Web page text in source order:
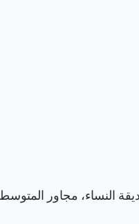
النساء، مجاور